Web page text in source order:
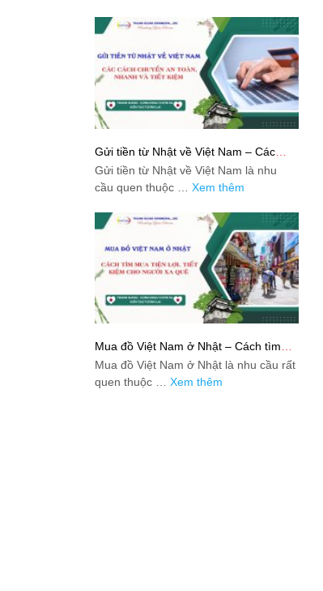
Gửi tiền từ Nhật về Việt Nam – Các
cách chuyển an toàn, nhanh và tiết
kiệm
Gửi tiền từ Nhật về Việt Nam là nhu
cầu quen thuộc … Xem thêm
Mua đồ Việt Nam ở Nhật – Cách tìm
mua tiện lợi, tiết kiệm cho người xa quê
Mua đồ Việt Nam ở Nhật là nhu cầu rất
quen thuộc … Xem thêm